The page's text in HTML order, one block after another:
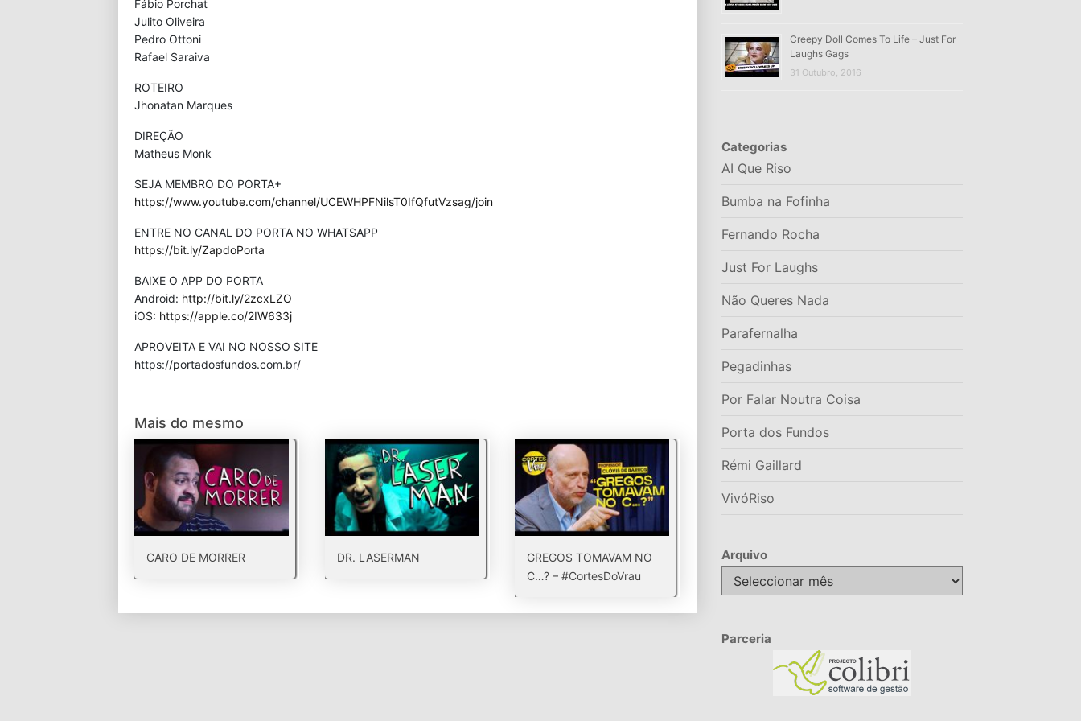
Fábio Porchat
Julito Oliveira
Pedro Ottoni
Rafael Saraiva
ROTEIRO
Jhonatan Marques
DIREÇÃO
Matheus Monk
SEJA MEMBRO DO PORTA+
https://www.youtube.com/channel/UCEWHPFNilsT0IfQfutVzsag/join
ENTRE NO CANAL DO PORTA NO WHATSAPP
https://bit.ly/ZapdoPorta
BAIXE O APP DO PORTA
Android: http://bit.ly/2zcxLZO
iOS: https://apple.co/2IW633j
APROVEITA E VAI NO NOSSO SITE
⁠https://portadosfundos.com.br/
Mais do mesmo
CARO DE MORRER DR. LASERMAN
GREGOS TOMAVAM NO
C…? – #CortesDoVrau
Creepy Doll Comes To Life – Just For
Laughs Gags
31 Outubro, 2016
Categorias
AI Que Riso
Bumba na Fofinha
Fernando Rocha
Just For Laughs
Não Queres Nada
Parafernalha
Pegadinhas
Por Falar Noutra Coisa
Porta dos Fundos
Rémi Gaillard
VivóRiso
Arquivo
Arquivo
Parceria